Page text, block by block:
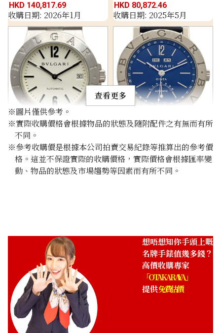
HKD 140,817.69
收購日期: 2026年1月
HKD 80,872.46
收購日期: 2025年5月
Bulgari Diagono LCW35G
參考回收價
HKD 150,753.50
BBW38GLAC
參考回收價
HKD 49,275.95
Bvlgari Bvlgari Bvlgari
BB26DGL
參考回收價
查看更多
※圖片僅供參考。
※實際收購價格會根據物品的狀態及隨附配件之有無而有所
不同。
※參考收購價是根據本公司拍賣交易紀錄等推算出的參考價
格。這並不保證實際的收購價格，實際價格會根據匯率變
動、物品的狀態及市場趨勢等因素而有所不同。
想唔想知你手頭上嘅
名牌手錶值幾多錢？
高價收購專家
「OTAKARAYA」
提供免費估價